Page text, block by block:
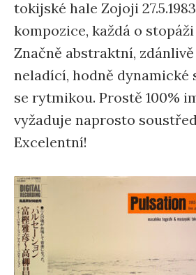
tokijské hale Zojoji
kompozice, každá o
Značně abstraktní,
neladící, hodně dynamické
se rytmikou. Prostě 100%
vyžaduje naprosto
Excelentní!